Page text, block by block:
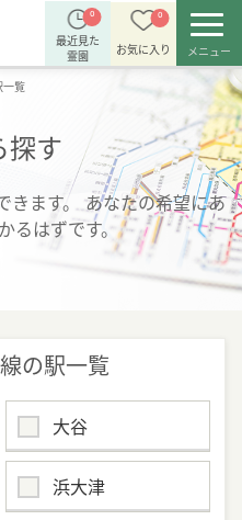
0
最近見た
霊園
0
お気に入り メニュー
一覧
探す
きます。 あなたの希望にあ
るはずです。
の駅一覧
大谷
浜大津